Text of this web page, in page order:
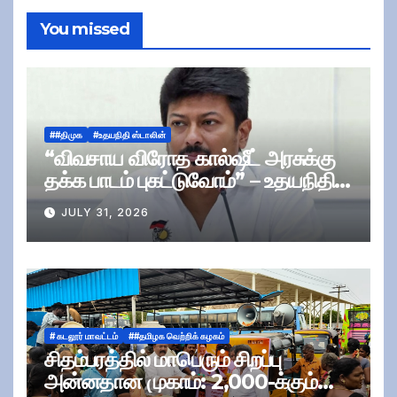
You missed
##திமுக #உதயநிதி ஸ்டாலின்
“விவசாய விரோத கால்ஷீட் அரசுக்கு
தக்க பாடம் புகட்டுவோம்” – உதயநிதி
ஸ்டாலின்
JULY 31, 2026
# கடலூர் மாவட்டம் ##தமிழக வெற்றிக் கழகம்
சிதம்பரத்தில் மாபெரும் சிறப்பு
அன்னதான முகாம்: 2,000-க்கும்